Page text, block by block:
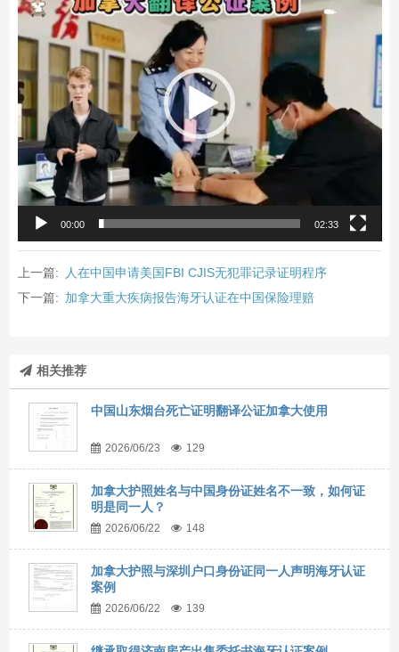
器
00:00 02:33
上一篇:
人在中国申请美国FBI CJIS无犯罪记录证明程序
下一篇: 加拿大重大疾病报告海牙认证在中国保险理赔
相关推荐
中国山东烟台死亡证明翻译公证加拿大使用
2026/06/23 129
加拿大护照姓名与中国身份证姓名不一致，如何证
明是同一人？
2026/06/22 148
加拿大护照与深圳户口身份证同一人声明海牙认证
案例
2026/06/22 139